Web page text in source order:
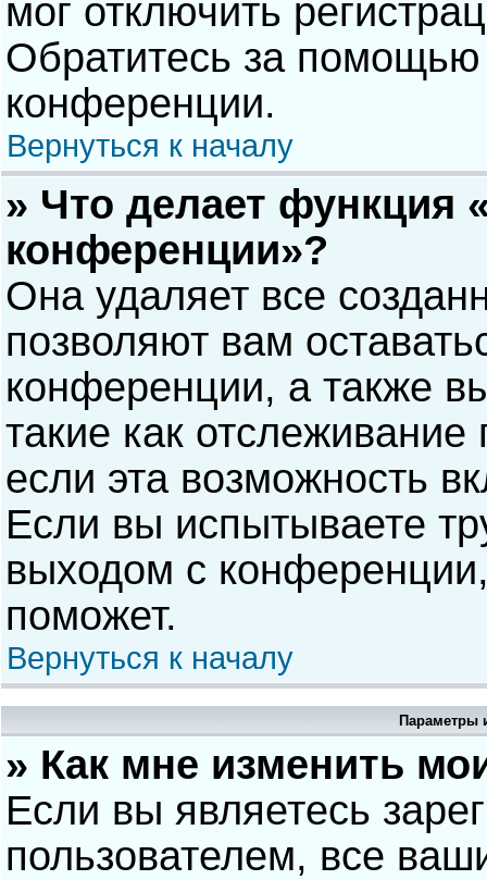
мог отключить
Обратитесь за помощью
конференции.
Вернуться к началу
» Что делает функция
конференции»?
Она удаляет все
позволяют вам
конференции, а также
такие как
если эта возможность
Если вы испытываете
выходом с
поможет.
Вернуться к началу
Параметры
» Как мне изменить
Если вы являетесь
пользователем, все